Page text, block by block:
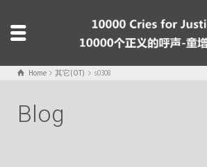
Home 其它(OT) s0308
Blog